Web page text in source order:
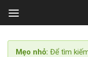
Mẹo nhỏ: Để tìm